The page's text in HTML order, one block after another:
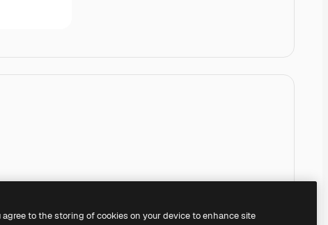
agree to the storing of cookies on your device to enhance site